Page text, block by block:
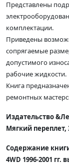
Представлены
комплектации.
Приведены
сопрягаемые
допустимого
рабочие жидкости.
Книга
ремонтных
Издательство
Мягкий переплет,
Содержание
4WD 1996-2001 гг.